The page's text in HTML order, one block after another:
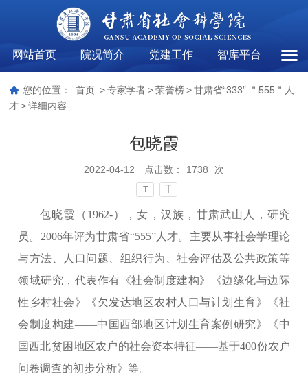
网站首页 院况简介 党建工作 智库平台
甘肃
您的位置： 首页 > 专家学者 > 荣誉榜 > 甘肃省“333” ＂555＂人
才 > 详细内容
包晓霞
2022-04-12 点击数： 1738 次
T T
包晓霞（1962-），女，汉族，甘肃武山人，研究
员。2006年评为甘肃省“555”人才。主要从事社会学理论
与方法、人口问题、组织行为、社会评估及公共政策等
领域研究，代表作有《社会制度建构》《边缘化与边际
性乡村社会》《欠发达地区农村人口与计划生育》《社
会制度构建——中国西部地区计划生育案例研究》《中
国西北贫困地区农户的社会资本特征——基于400份农户
问卷调查的初步分析》等。